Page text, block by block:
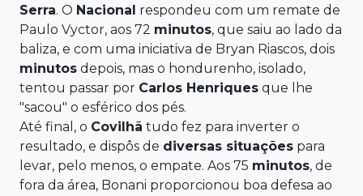
Serra. O Nacional respondeu com um remate de
Paulo Vyctor, aos 72 minutos, que saiu ao lado da
baliza, e com uma iniciativa de Bryan Riascos, dois
minutos depois, mas o hondurenho, isolado,
tentou passar por Carlos Henriques que lhe
"sacou" o esférico dos pés.
Até final, o Covilhã tudo fez para inverter o
resultado, e dispôs de diversas situações para
levar, pelo menos, o empate. Aos 75 minutos, de
fora da área, Bonani proporcionou boa defesa ao